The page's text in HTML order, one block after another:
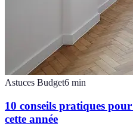
Astuces Budget6 min
10 conseils pratiques
cette année